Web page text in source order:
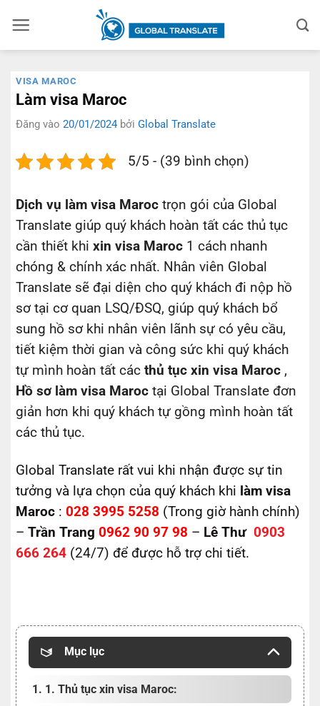
qua
nội
VISA MAROC
Làm visa Maroc
Đăng vào 20/01/2024 bởi Global Translate
5/5 - (39 bình chọn)
Dịch vụ làm visa Maroc trọn gói của Global
Translate giúp quý khách hoàn tất các thủ tục
cần thiết khi xin visa Maroc 1 cách nhanh
chóng & chính xác nhất. Nhân viên Global
Translate sẽ đại diện cho quý khách đi nộp hồ
sơ tại cơ quan LSQ/ĐSQ, giúp quý khách bổ
sung hồ sơ khi nhân viên lãnh sự có yêu cầu,
tiết kiệm thời gian và công sức khi quý khách
tự mình hoàn tất các thủ tục xin visa Maroc ,
Hồ sơ làm visa Maroc tại Global Translate đơn
giản hơn khi quý khách tự gồng mình hoàn tất
các thủ tục.
Global Translate rất vui khi nhận được sự tin
tưởng và lựa chọn của quý khách khi làm visa
Maroc : 028 3995 5258 (Trong giờ hành chính)
– Trần Trang 0962 90 97 98 – Lê Thư 0903
666 264 (24/7) để được hỗ trợ chi tiết.
Mục lục
1. 1. Thủ tục xin visa Maroc: